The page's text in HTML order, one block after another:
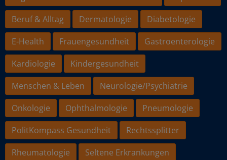
Beruf & Alltag
Dermatologie
Diabetologie
E-Health
Frauengesundheit
Gastroenterologie
Kardiologie
Kindergesundheit
Menschen & Leben
Neurologie/Psychiatrie
Onkologie
Ophthalmologie
Pneumologie
PolitKompass Gesundheit
Rechtssplitter
Rheumatologie
Seltene Erkrankungen